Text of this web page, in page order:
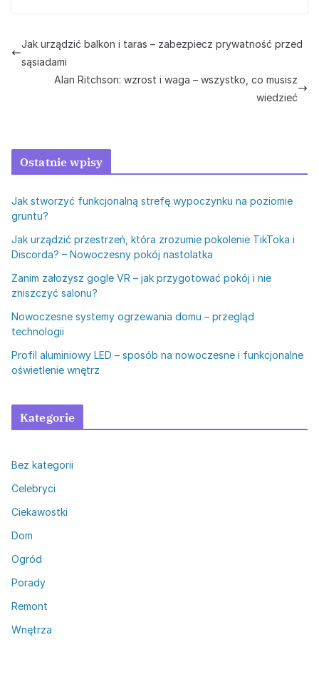
Jak urządzić balkon i taras – zabezpiecz prywatność przed
sąsiadami
Alan Ritchson: wzrost i waga – wszystko, co musisz
wiedzieć
Ostatnie wpisy
Jak stworzyć funkcjonalną strefę wypoczynku na poziomie
gruntu?
Jak urządzić przestrzeń, która zrozumie pokolenie TikToka i
Discorda? – Nowoczesny pokój nastolatka
Zanim założysz gogle VR – jak przygotować pokój i nie
zniszczyć salonu?
Nowoczesne systemy ogrzewania domu – przegląd
technologii
Profil aluminiowy LED – sposób na nowoczesne i funkcjonalne
oświetlenie wnętrz
Kategorie
Bez kategorii
Celebryci
Ciekawostki
Dom
Ogród
Porady
Remont
Wnętrza